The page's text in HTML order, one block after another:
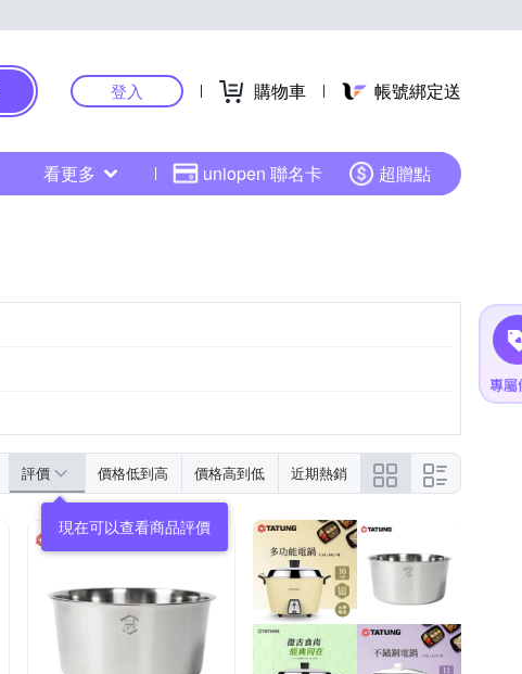
登入 購物車 帳號綁定送
看更多 uniopen 聯名卡 超贈點
評價 價格低到高 價格高到低 近期熱銷
現在可以查看商品評價